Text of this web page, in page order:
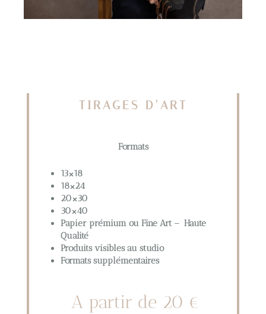
TIRAGES D’ART
Formats
13×18
18×24
20×30
30×40
Papier prémium ou Fine Art – Haute
Qualité
Produits visibles au studio
Formats supplémentaires
A partir de 20 €